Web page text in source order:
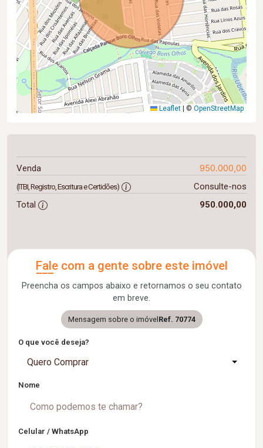
Leaflet © OpenStreetMap
Venda 950.000,00
(ITBI, Registro, Escritura e Certidões)
Consulte-nos
Total
950.000,00
Fale com a gente sobre este imóvel
Preencha os campos abaixo e retornamos o seu contato
em breve.
Mensagem sobre o imóvel Ref. 70774
O que você deseja?
Quero Comprar
Nome
Celular / WhatsApp